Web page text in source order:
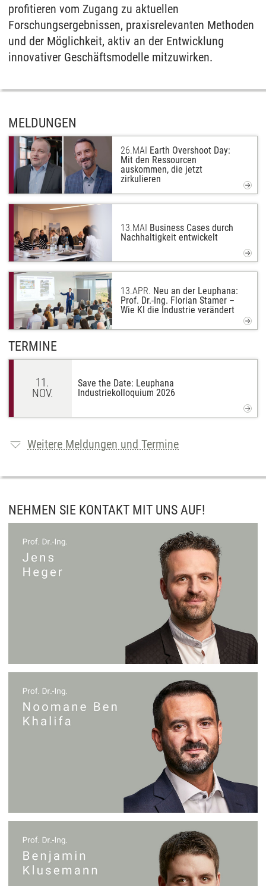
profitieren vom Zugang zu aktuellen
Forschungsergebnissen, praxisrelevanten Methoden
und der Möglichkeit, aktiv an der Entwicklung
innovativer Geschäftsmodelle mitzuwirken.
MELDUNGEN
26.MAI Earth Overshoot Day:
Mit den Ressourcen
auskommen, die jetzt
zirkulieren
13.MAI Business Cases durch
Nachhaltigkeit entwickelt
13.APR. Neu an der Leuphana:
Prof. Dr.-Ing. Florian Stamer –
Wie KI die Industrie verändert
TERMINE
11.
NOV.
Save the Date: Leuphana
Industriekolloquium 2026
Weitere Meldungen und Termine
NEHMEN SIE KONTAKT MIT UNS AUF!